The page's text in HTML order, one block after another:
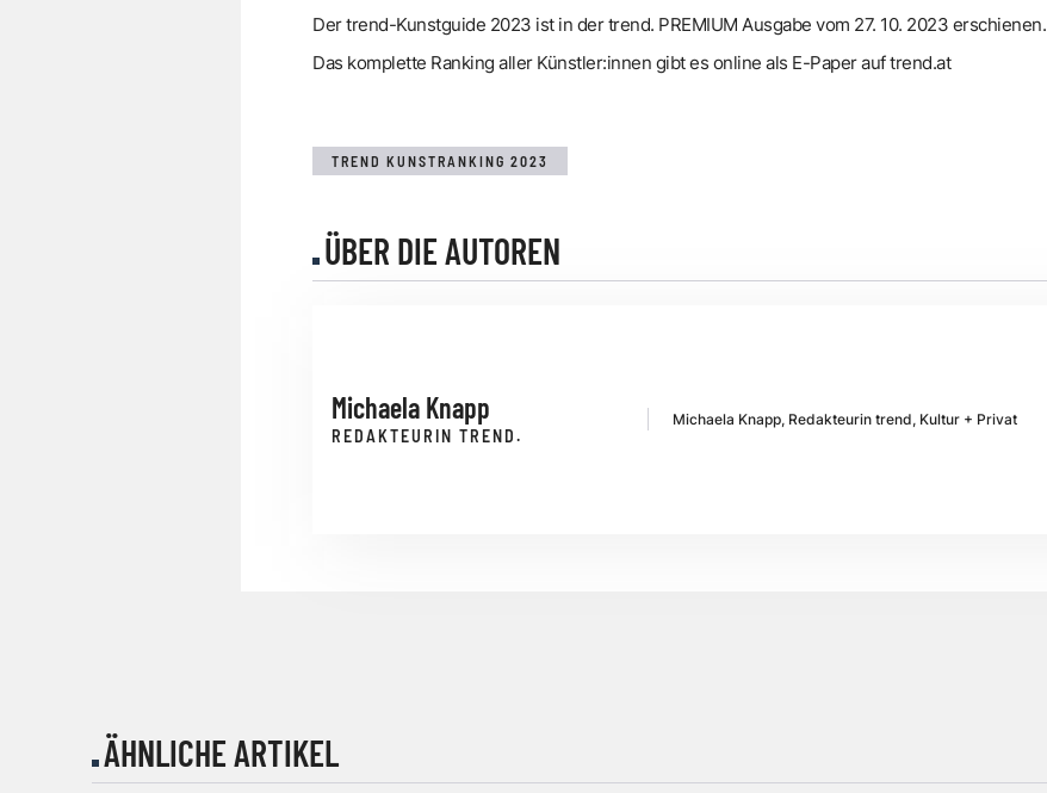
Der trend-Kunstguide 2023 ist in der trend. PREMIUM Ausgabe vom 27. 10. 2023 erschienen.
Das komplette Ranking aller Künstler:innen gibt es online als E-Paper auf trend.at
TREND KUNSTRANKING 2023
ÜBER DIE AUTOREN
Michaela Knapp
REDAKTEURIN TREND.
Michaela Knapp, Redakteurin trend, Kultur + Privat
ÄHNLICHE ARTIKEL